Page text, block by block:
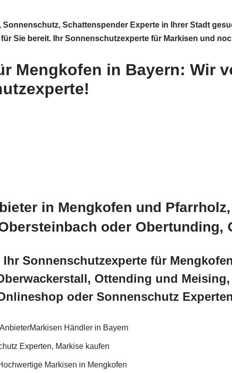
Sonnenschutz, Schattenspender Experte in Ihrer Stadt
Sie bereit. Ihr Sonnenschutzexperte für Markisen und
Mengkofen in Bayern: Wir
in Mengkofen und
oder Obertunding,
Sonnenschutzexperte für
Ottending und
oder Sonnenschutz
Händler in Bayern
Experten, Markise kaufen
Markisen in Mengkofen